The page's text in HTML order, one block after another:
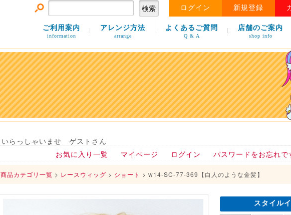
ログイン 新規登録
ご利用案内
information
アレンジ方法
arrange
よくあるご質問
Q & A
店舗のご案内
shop info
いらっしゃいませ ゲストさん
お気に入り一覧
マイページ ログイン パスワードをお忘れで
商品カテゴリ一覧 > レースウィッグ > ショート > w14-SC-77-369【白人のような金髪】
スタイル